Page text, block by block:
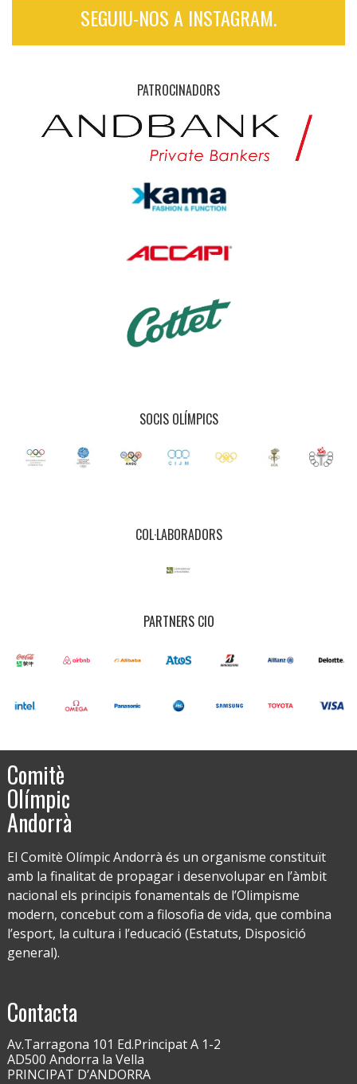
SEGUIU-NOS A INSTAGRAM.
PATROCINADORS
SOCIS OLÍMPICS
COL·LABORADORS
PARTNERS CIO
Comitè
Olímpic
Andorrà
El Comitè Olímpic Andorrà és un organisme constituït
amb la finalitat de propagar i desenvolupar en l’àmbit
nacional els principis fonamentals de l’Olimpisme
modern, concebut com a filosofia de vida, que combina
l’esport, la cultura i l’educació (Estatuts, Disposició
general).
Contacta
Av.Tarragona 101 Ed.Principat A 1-2
AD500 Andorra la Vella
PRINCIPAT D’ANDORRA